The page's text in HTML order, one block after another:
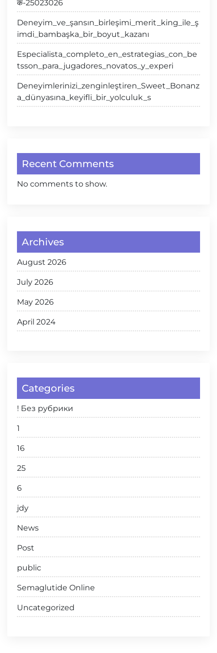
क-25023026
Deneyim_ve_şansın_birleşimi_merit_king_ile_ş
imdi_bambaşka_bir_boyut_kazanı
Especialista_completo_en_estrategias_con_be
tsson_para_jugadores_novatos_y_experi
Deneyimlerinizi_zenginleştiren_Sweet_Bonanz
a_dünyasına_keyifli_bir_yolculuk_s
Recent Comments
No comments to show.
Archives
August 2026
July 2026
May 2026
April 2024
Categories
! Без рубрики
1
16
25
6
jdy
News
Post
public
Semaglutide Online
Uncategorized